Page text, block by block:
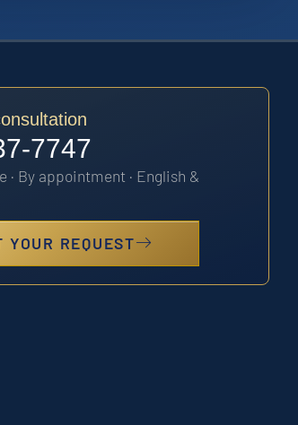
7747
· By appointment · English &
YOUR REQUEST